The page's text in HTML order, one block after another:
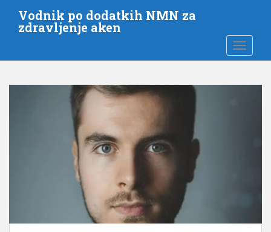
k
Vodnik po dodatkih NMN za
zdravljenje aken